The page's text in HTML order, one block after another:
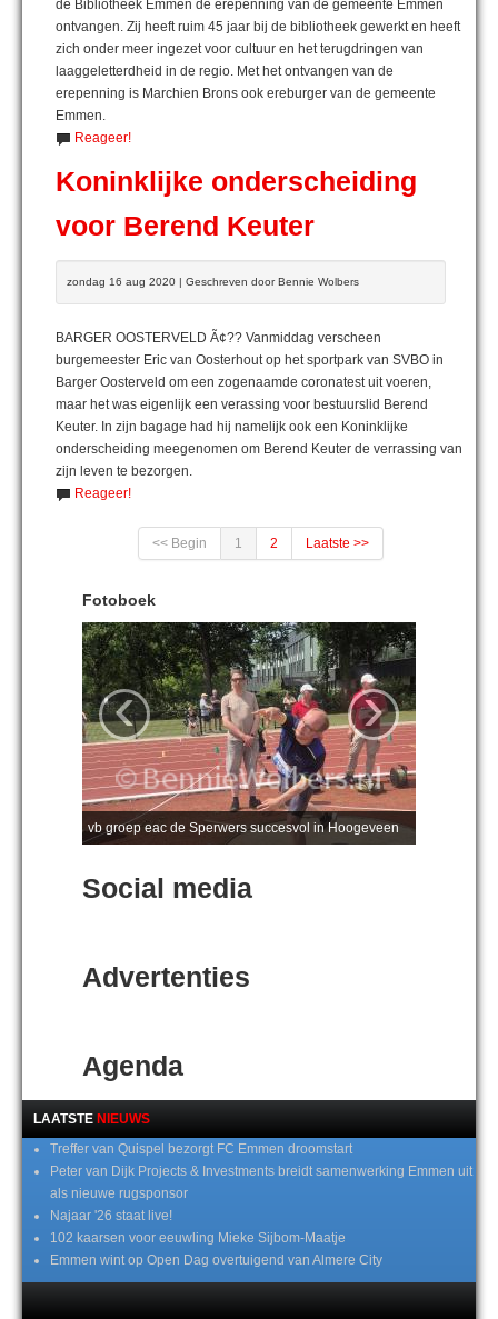
de Bibliotheek Emmen de erepenning van de gemeente Emmen
ontvangen. Zij heeft ruim 45 jaar bij de bibliotheek gewerkt en heeft
zich onder meer ingezet voor cultuur en het terugdringen van
laaggeletterdheid in de regio. Met het ontvangen van de
erepenning is Marchien Brons ook ereburger van de gemeente
Emmen.
Reageer!
Koninklijke onderscheiding
voor Berend Keuter
zondag 16 aug 2020 | Geschreven door Bennie Wolbers
BARGER OOSTERVELD Ã¢?? Vanmiddag verscheen
burgemeester Eric van Oosterhout op het sportpark van SVBO in
Barger Oosterveld om een zogenaamde coronatest uit voeren,
maar het was eigenlijk een verassing voor bestuurslid Berend
Keuter. In zijn bagage had hij namelijk ook een Koninklijke
onderscheiding meegenomen om Berend Keuter de verrassing van
zijn leven te bezorgen.
Reageer!
<< Begin 1 2 Laatste >>
Fotoboek
vb groep eac de Sperwers succesvol in Hoogeveen
‹ ›
Social media
Advertenties
Agenda
LAATSTE NIEUWS
Treffer van Quispel bezorgt FC Emmen droomstart
Peter van Dijk Projects & Investments breidt samenwerking Emmen uit
als nieuwe rugsponsor
Najaar '26 staat live!
102 kaarsen voor eeuwling Mieke Sijbom-Maatje
Emmen wint op Open Dag overtuigend van Almere City